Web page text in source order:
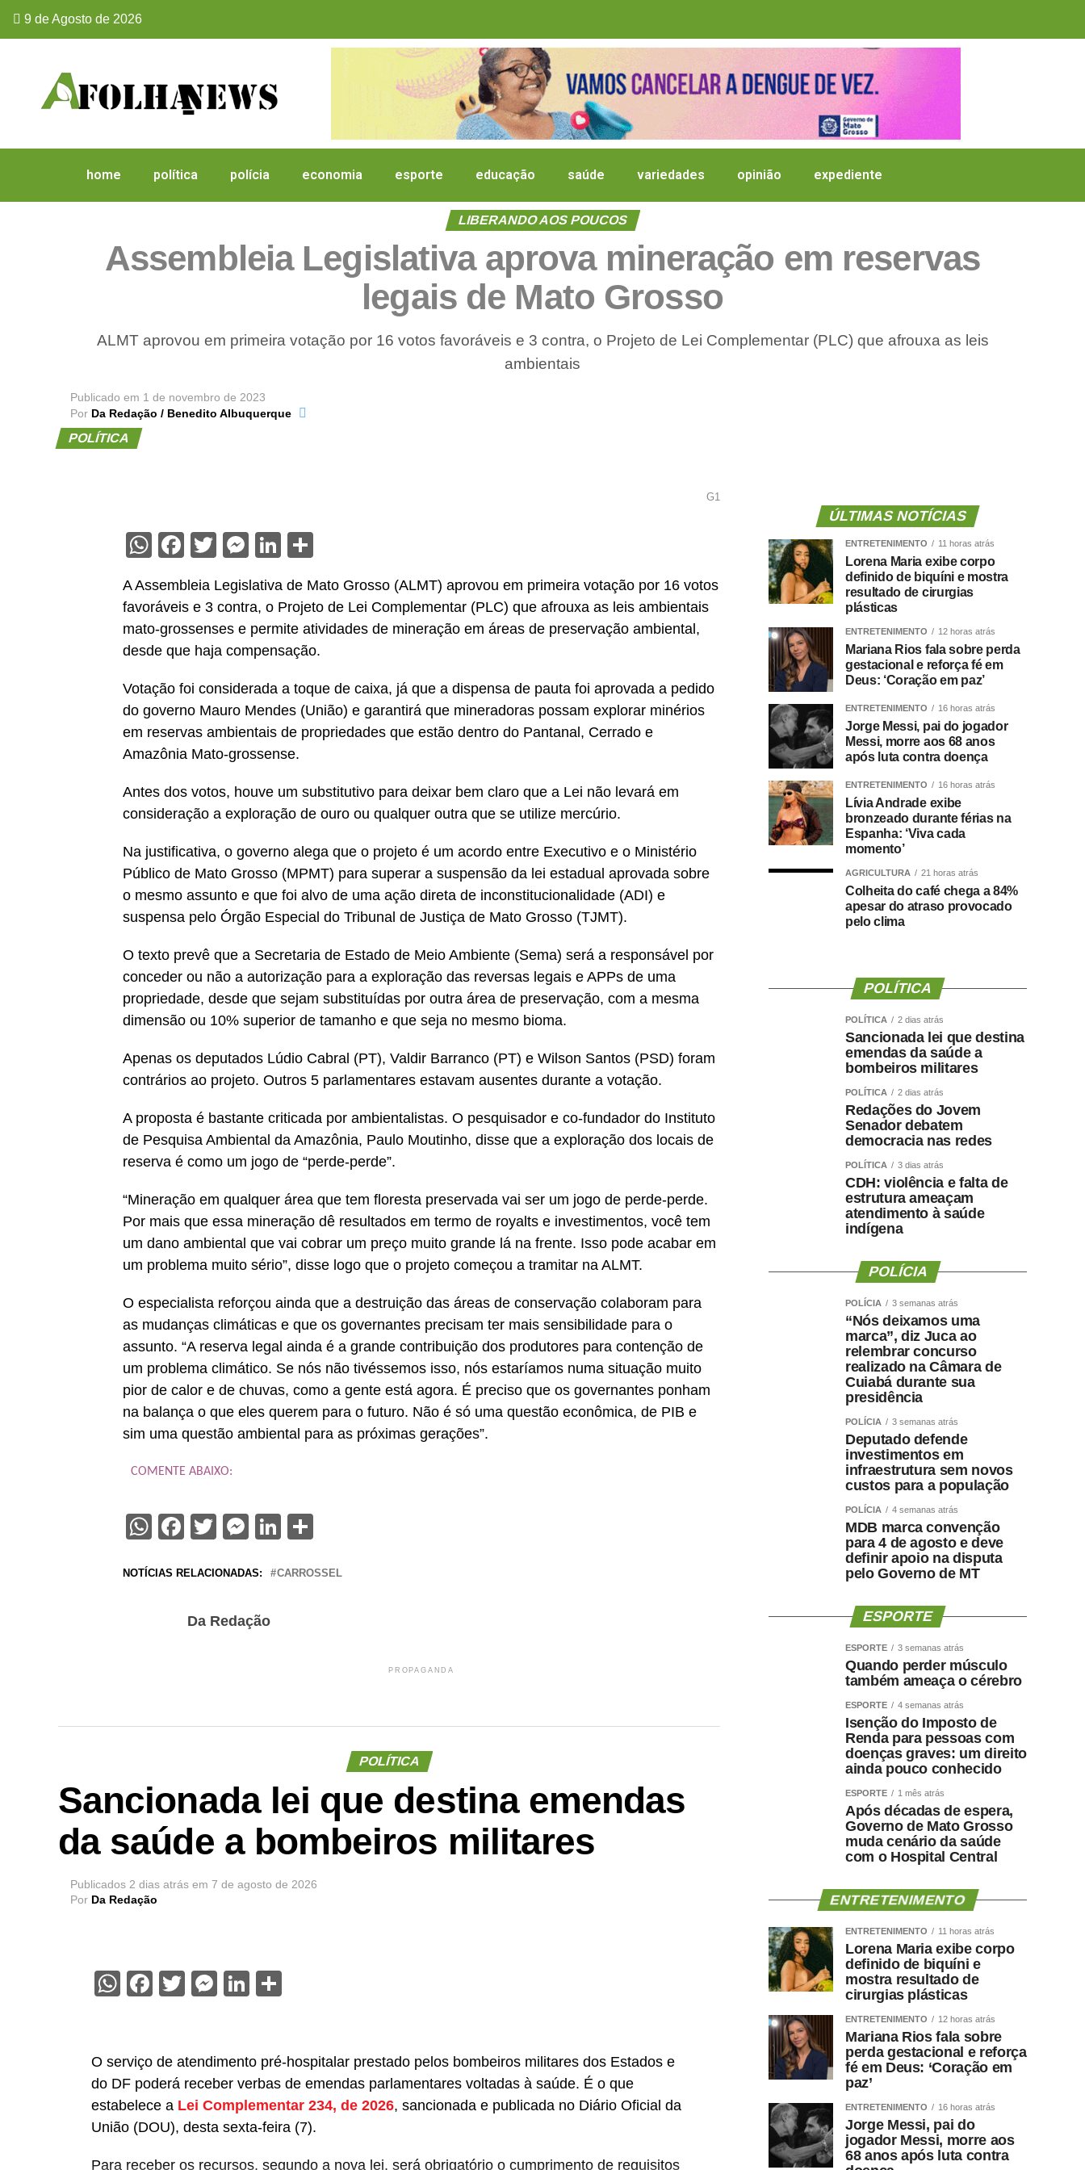
9 de Agosto de 2026
home política polícia economia esporte educação saúde variedades opinião expediente
LIBERANDO AOS POUCOS
Assembleia Legislativa aprova mineração em reservas
legais de Mato Grosso
ALMT aprovou em primeira votação por 16 votos favoráveis e 3 contra, o Projeto de Lei Complementar (PLC) que afrouxa as leis
ambientais
Publicado em 1 de novembro de 2023
Por Da Redação / Benedito Albuquerque
POLÍTICA
G1
WhatsApp
Facebook
TwitterMessenger
LinkedIn
A Assembleia Legislativa de Mato Grosso (ALMT) aprovou em primeira votação por 16 votos
favoráveis e 3 contra, o Projeto de Lei Complementar (PLC) que afrouxa as leis ambientais
mato-grossenses e permite atividades de mineração em áreas de preservação ambiental,
desde que haja compensação.
Votação foi considerada a toque de caixa, já que a dispensa de pauta foi aprovada a pedido
do governo Mauro Mendes (União) e garantirá que mineradoras possam explorar minérios
em reservas ambientais de propriedades que estão dentro do Pantanal, Cerrado e
Amazônia Mato-grossense.
Antes dos votos, houve um substitutivo para deixar bem claro que a Lei não levará em
consideração a exploração de ouro ou qualquer outra que se utilize mercúrio.
Na justificativa, o governo alega que o projeto é um acordo entre Executivo e o Ministério
Público de Mato Grosso (MPMT) para superar a suspensão da lei estadual aprovada sobre
o mesmo assunto e que foi alvo de uma ação direta de inconstitucionalidade (ADI) e
suspensa pelo Órgão Especial do Tribunal de Justiça de Mato Grosso (TJMT).
O texto prevê que a Secretaria de Estado de Meio Ambiente (Sema) será a responsável por
conceder ou não a autorização para a exploração das reversas legais e APPs de uma
propriedade, desde que sejam substituídas por outra área de preservação, com a mesma
dimensão ou 10% superior de tamanho e que seja no mesmo bioma.
Apenas os deputados Lúdio Cabral (PT), Valdir Barranco (PT) e Wilson Santos (PSD) foram
contrários ao projeto. Outros 5 parlamentares estavam ausentes durante a votação.
A proposta é bastante criticada por ambientalistas. O pesquisador e co-fundador do Instituto
de Pesquisa Ambiental da Amazônia, Paulo Moutinho, disse que a exploração dos locais de
reserva é como um jogo de “perde-perde”.
“Mineração em qualquer área que tem floresta preservada vai ser um jogo de perde-perde.
Por mais que essa mineração dê resultados em termo de royalts e investimentos, você tem
um dano ambiental que vai cobrar um preço muito grande lá na frente. Isso pode acabar em
um problema muito sério”, disse logo que o projeto começou a tramitar na ALMT.
O especialista reforçou ainda que a destruição das áreas de conservação colaboram para
as mudanças climáticas e que os governantes precisam ter mais sensibilidade para o
assunto. “A reserva legal ainda é a grande contribuição dos produtores para contenção de
um problema climático. Se nós não tivéssemos isso, nós estaríamos numa situação muito
pior de calor e de chuvas, como a gente está agora. É preciso que os governantes ponham
na balança o que eles querem para o futuro. Não é só uma questão econômica, de PIB e
sim uma questão ambiental para as próximas gerações”.
COMENTE ABAIXO:
WhatsApp
Facebook
TwitterMessenger
LinkedIn
NOTÍCIAS RELACIONADAS: CARROSSEL
Da Redação
PROPAGANDA
POLÍTICA
Sancionada lei que destina emendas
da saúde a bombeiros militares
Publicados 2 dias atrás em 7 de agosto de 2026
Por Da Redação
WhatsApp
Facebook
TwitterMessenger
LinkedIn
O serviço de atendimento pré-hospitalar prestado pelos bombeiros militares dos Estados e
do DF poderá receber verbas de emendas parlamentares voltadas à saúde. É o que
estabelece a Lei Complementar 234, de 2026, sancionada e publicada no Diário Oficial da
União (DOU), desta sexta-feira (7).
Para receber os recursos, segundo a nova lei, será obrigatório o cumprimento de requisitos
ÚLTIMAS NOTÍCIAS
ENTRETENIMENTO 11 horas atrás
Lorena Maria exibe corpo
definido de biquíni e mostra
resultado de cirurgias
plásticas
ENTRETENIMENTO 12 horas atrás
Mariana Rios fala sobre perda
gestacional e reforça fé em
Deus: ‘Coração em paz’
ENTRETENIMENTO 16 horas atrás
Jorge Messi, pai do jogador
Messi, morre aos 68 anos
após luta contra doença
ENTRETENIMENTO 16 horas atrás
Lívia Andrade exibe
bronzeado durante férias na
Espanha: ‘Viva cada
momento’
AGRICULTURA 21 horas atrás
Colheita do café chega a 84%
apesar do atraso provocado
pelo clima
POLÍTICA
POLÍTICA 2 dias atrás
Sancionada lei que destina
emendas da saúde a
bombeiros militares
POLÍTICA 2 dias atrás
Redações do Jovem
Senador debatem
democracia nas redes
POLÍTICA 3 dias atrás
CDH: violência e falta de
estrutura ameaçam
atendimento à saúde
indígena
POLÍCIA
POLÍCIA 3 semanas atrás
“Nós deixamos uma
marca”, diz Juca ao
relembrar concurso
realizado na Câmara de
Cuiabá durante sua
presidência
POLÍCIA 3 semanas atrás
Deputado defende
investimentos em
infraestrutura sem novos
custos para a população
POLÍCIA 4 semanas atrás
MDB marca convenção
para 4 de agosto e deve
definir apoio na disputa
pelo Governo de MT
ESPORTE
ESPORTE 3 semanas atrás
Quando perder músculo
também ameaça o cérebro
ESPORTE 4 semanas atrás
Isenção do Imposto de
Renda para pessoas com
doenças graves: um direito
ainda pouco conhecido
ESPORTE 1 mês atrás
Após décadas de espera,
Governo de Mato Grosso
muda cenário da saúde
com o Hospital Central
ENTRETENIMENTO
ENTRETENIMENTO 11 horas atrás
Lorena Maria exibe corpo
definido de biquíni e
mostra resultado de
cirurgias plásticas
ENTRETENIMENTO 12 horas atrás
Mariana Rios fala sobre
perda gestacional e reforça
fé em Deus: ‘Coração em
paz’
ENTRETENIMENTO 16 horas atrás
Jorge Messi, pai do
jogador Messi, morre aos
68 anos após luta contra